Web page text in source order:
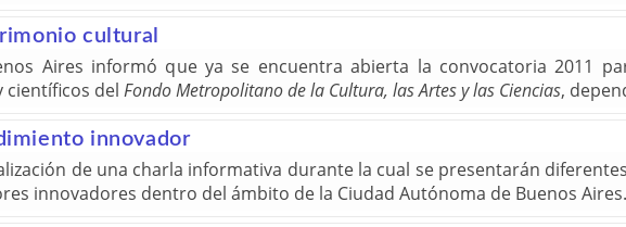
cultural
Aires informó que ya se encuentra abierta la convocatoria 2011
científicos del Fondo Metropolitano de la Cultura, las Artes y las Ciencias,
innovador
de una charla informativa durante la cual se presentarán diferentes
innovadores dentro del ámbito de la Ciudad Autónoma de Buenos Aires.